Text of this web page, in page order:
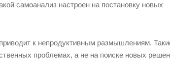
самоанализ настроен на постановку новых
к непродуктивным размышлениям.
проблемах, а не на поиске новых